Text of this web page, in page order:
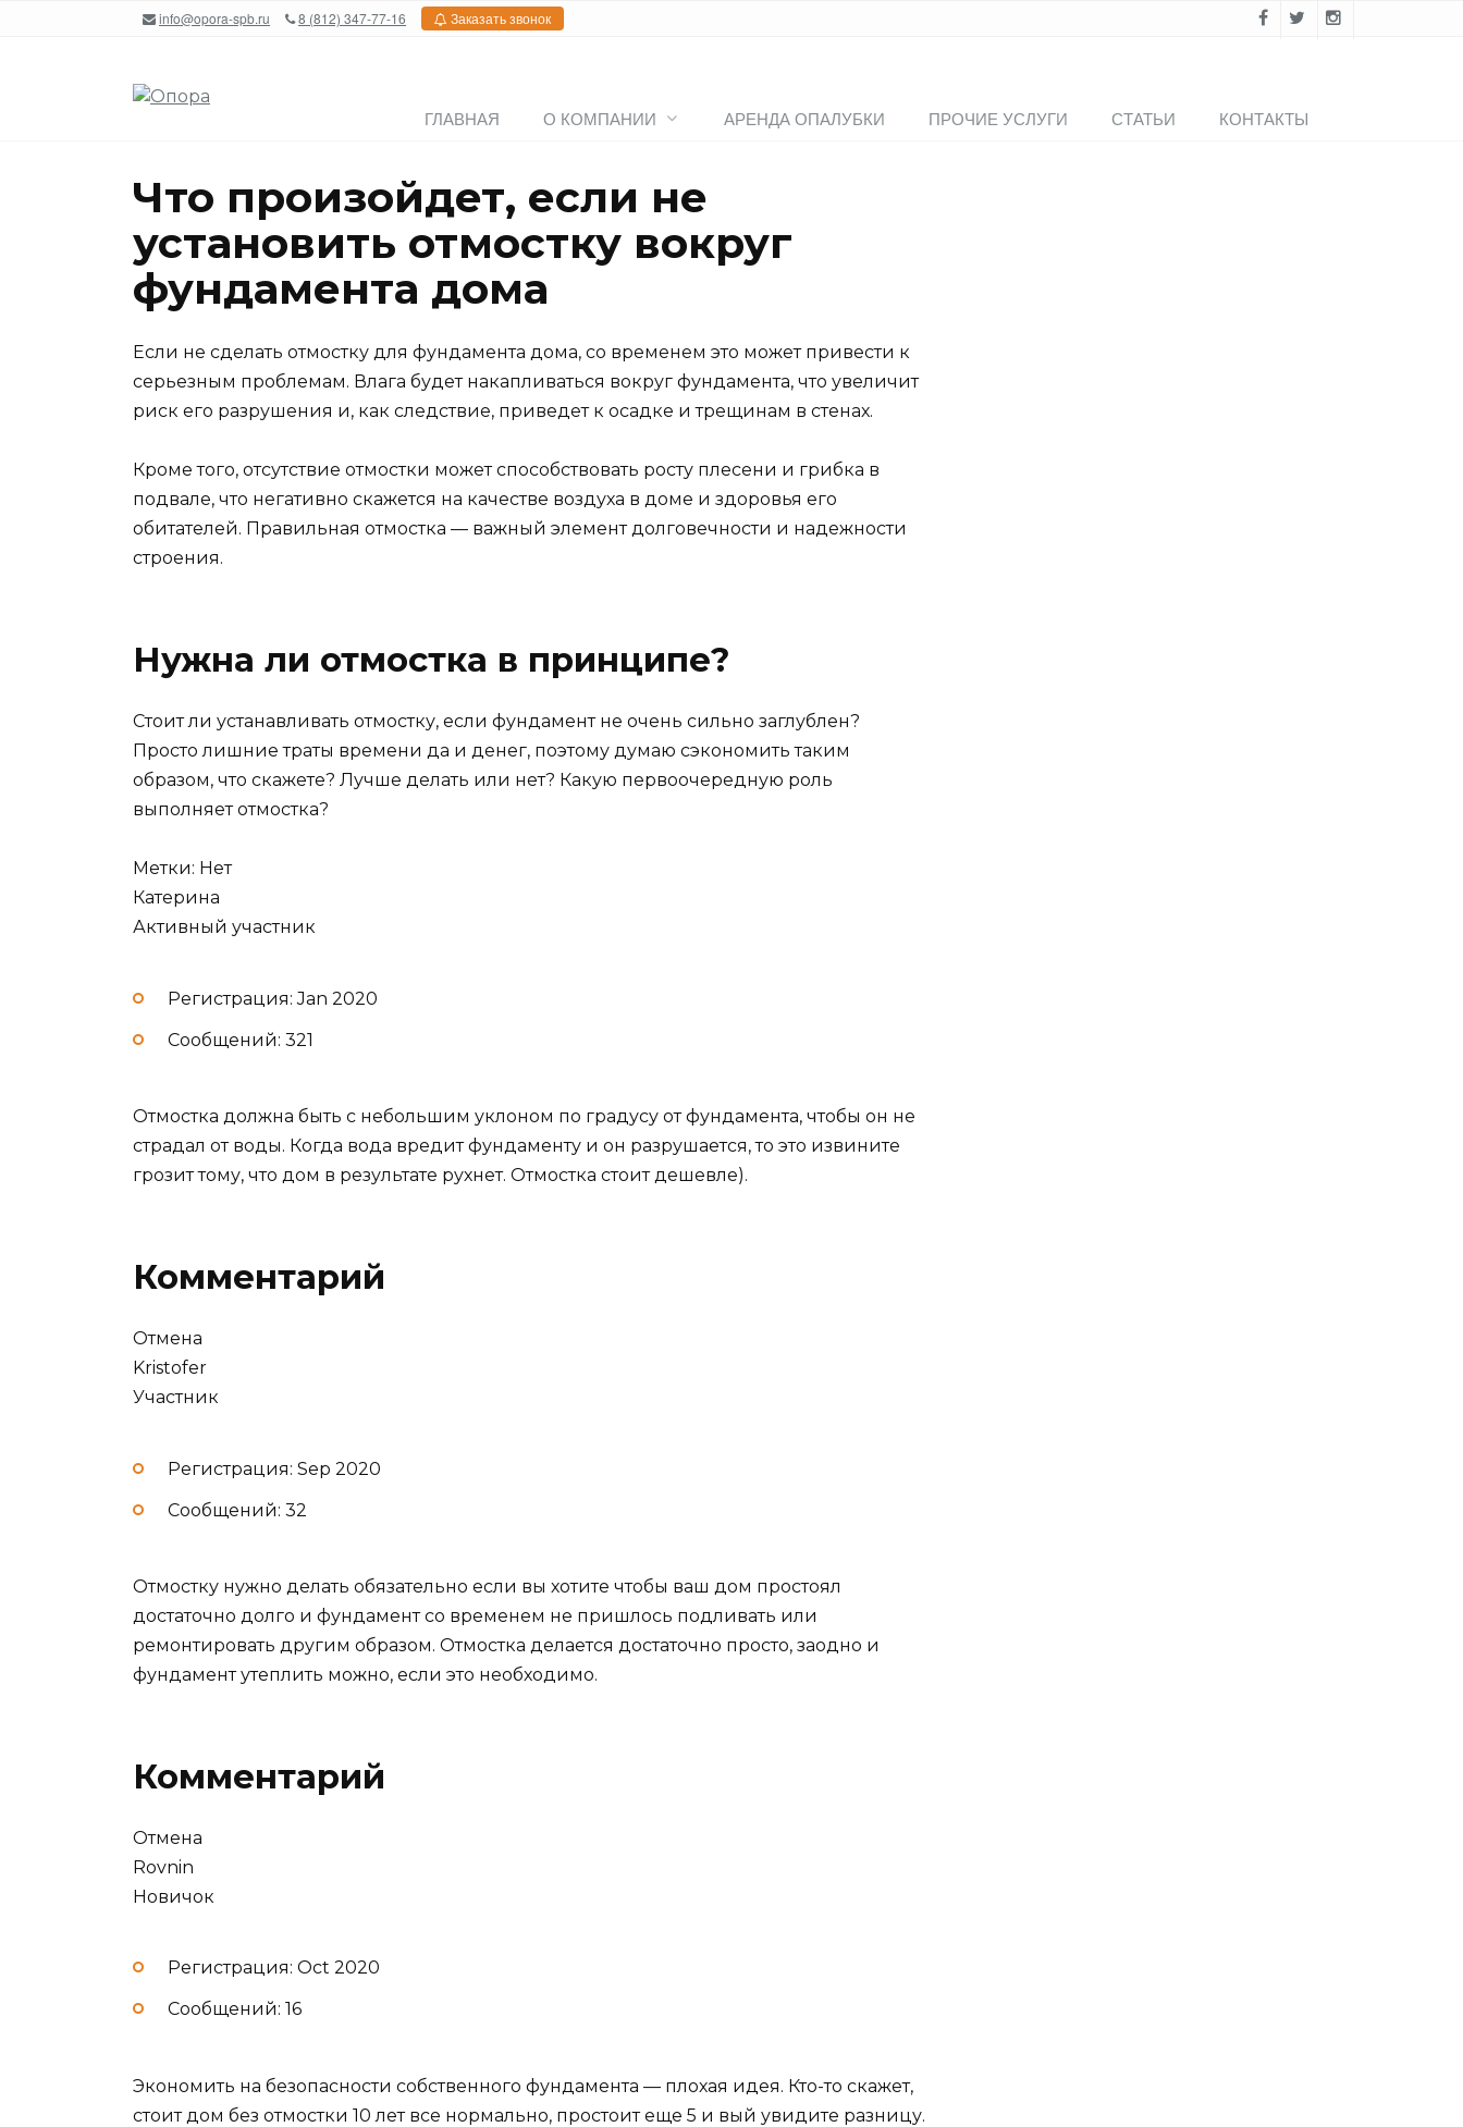
info@opora-spb.ru 8 (812) 347-77-16 Заказать звонок
ГЛАВНАЯ О КОМПАНИИ АРЕНДА ОПАЛУБКИ ПРОЧИЕ УСЛУГИ СТАТЬИ КОНТАКТЫ
Что произойдет, если не
установить отмостку вокруг
фундамента дома
Если не сделать отмостку для фундамента дома, со временем это может привести к
серьезным проблемам. Влага будет накапливаться вокруг фундамента, что увеличит
риск его разрушения и, как следствие, приведет к осадке и трещинам в стенах.
Кроме того, отсутствие отмостки может способствовать росту плесени и грибка в
подвале, что негативно скажется на качестве воздуха в доме и здоровья его
обитателей. Правильная отмостка — важный элемент долговечности и надежности
строения.
Нужна ли отмостка в принципе?
Стоит ли устанавливать отмостку, если фундамент не очень сильно заглублен?
Просто лишние траты времени да и денег, поэтому думаю сэкономить таким
образом, что скажете? Лучше делать или нет? Какую первоочередную роль
выполняет отмостка?
Метки: Нет
Катерина
Активный участник
Регистрация: Jan 2020
Сообщений: 321
Отмостка должна быть с небольшим уклоном по градусу от фундамента, чтобы он не
страдал от воды. Когда вода вредит фундаменту и он разрушается, то это извините
грозит тому, что дом в результате рухнет. Отмостка стоит дешевле).
Комментарий
Отмена
Kristofer
Участник
Регистрация: Sep 2020
Сообщений: 32
Отмостку нужно делать обязательно если вы хотите чтобы ваш дом простоял
достаточно долго и фундамент со временем не пришлось подливать или
ремонтировать другим образом. Отмостка делается достаточно просто, заодно и
фундамент утеплить можно, если это необходимо.
Комментарий
Отмена
Rovnin
Новичок
Регистрация: Oct 2020
Сообщений: 16
Экономить на безопасности собственного фундамента — плохая идея. Кто-то скажет,
стоит дом без отмостки 10 лет все нормально, простоит еще 5 и вый увидите разницу.